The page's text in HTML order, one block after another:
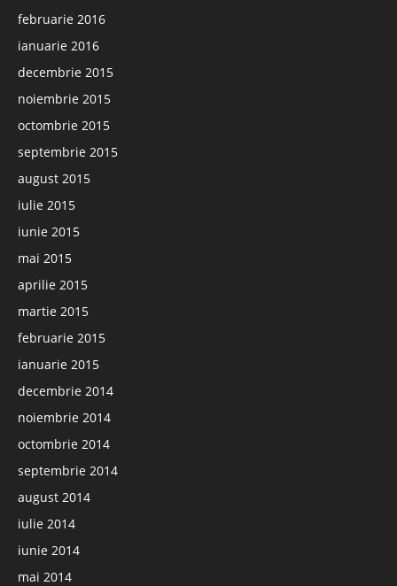
februarie 2016
ianuarie 2016
decembrie 2015
noiembrie 2015
octombrie 2015
septembrie 2015
august 2015
iulie 2015
iunie 2015
mai 2015
aprilie 2015
martie 2015
februarie 2015
ianuarie 2015
decembrie 2014
noiembrie 2014
octombrie 2014
septembrie 2014
august 2014
iulie 2014
iunie 2014
mai 2014